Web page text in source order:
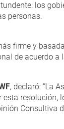
los
personas.
firme y
de acuerdo a
, declaró: “La
Consultiva